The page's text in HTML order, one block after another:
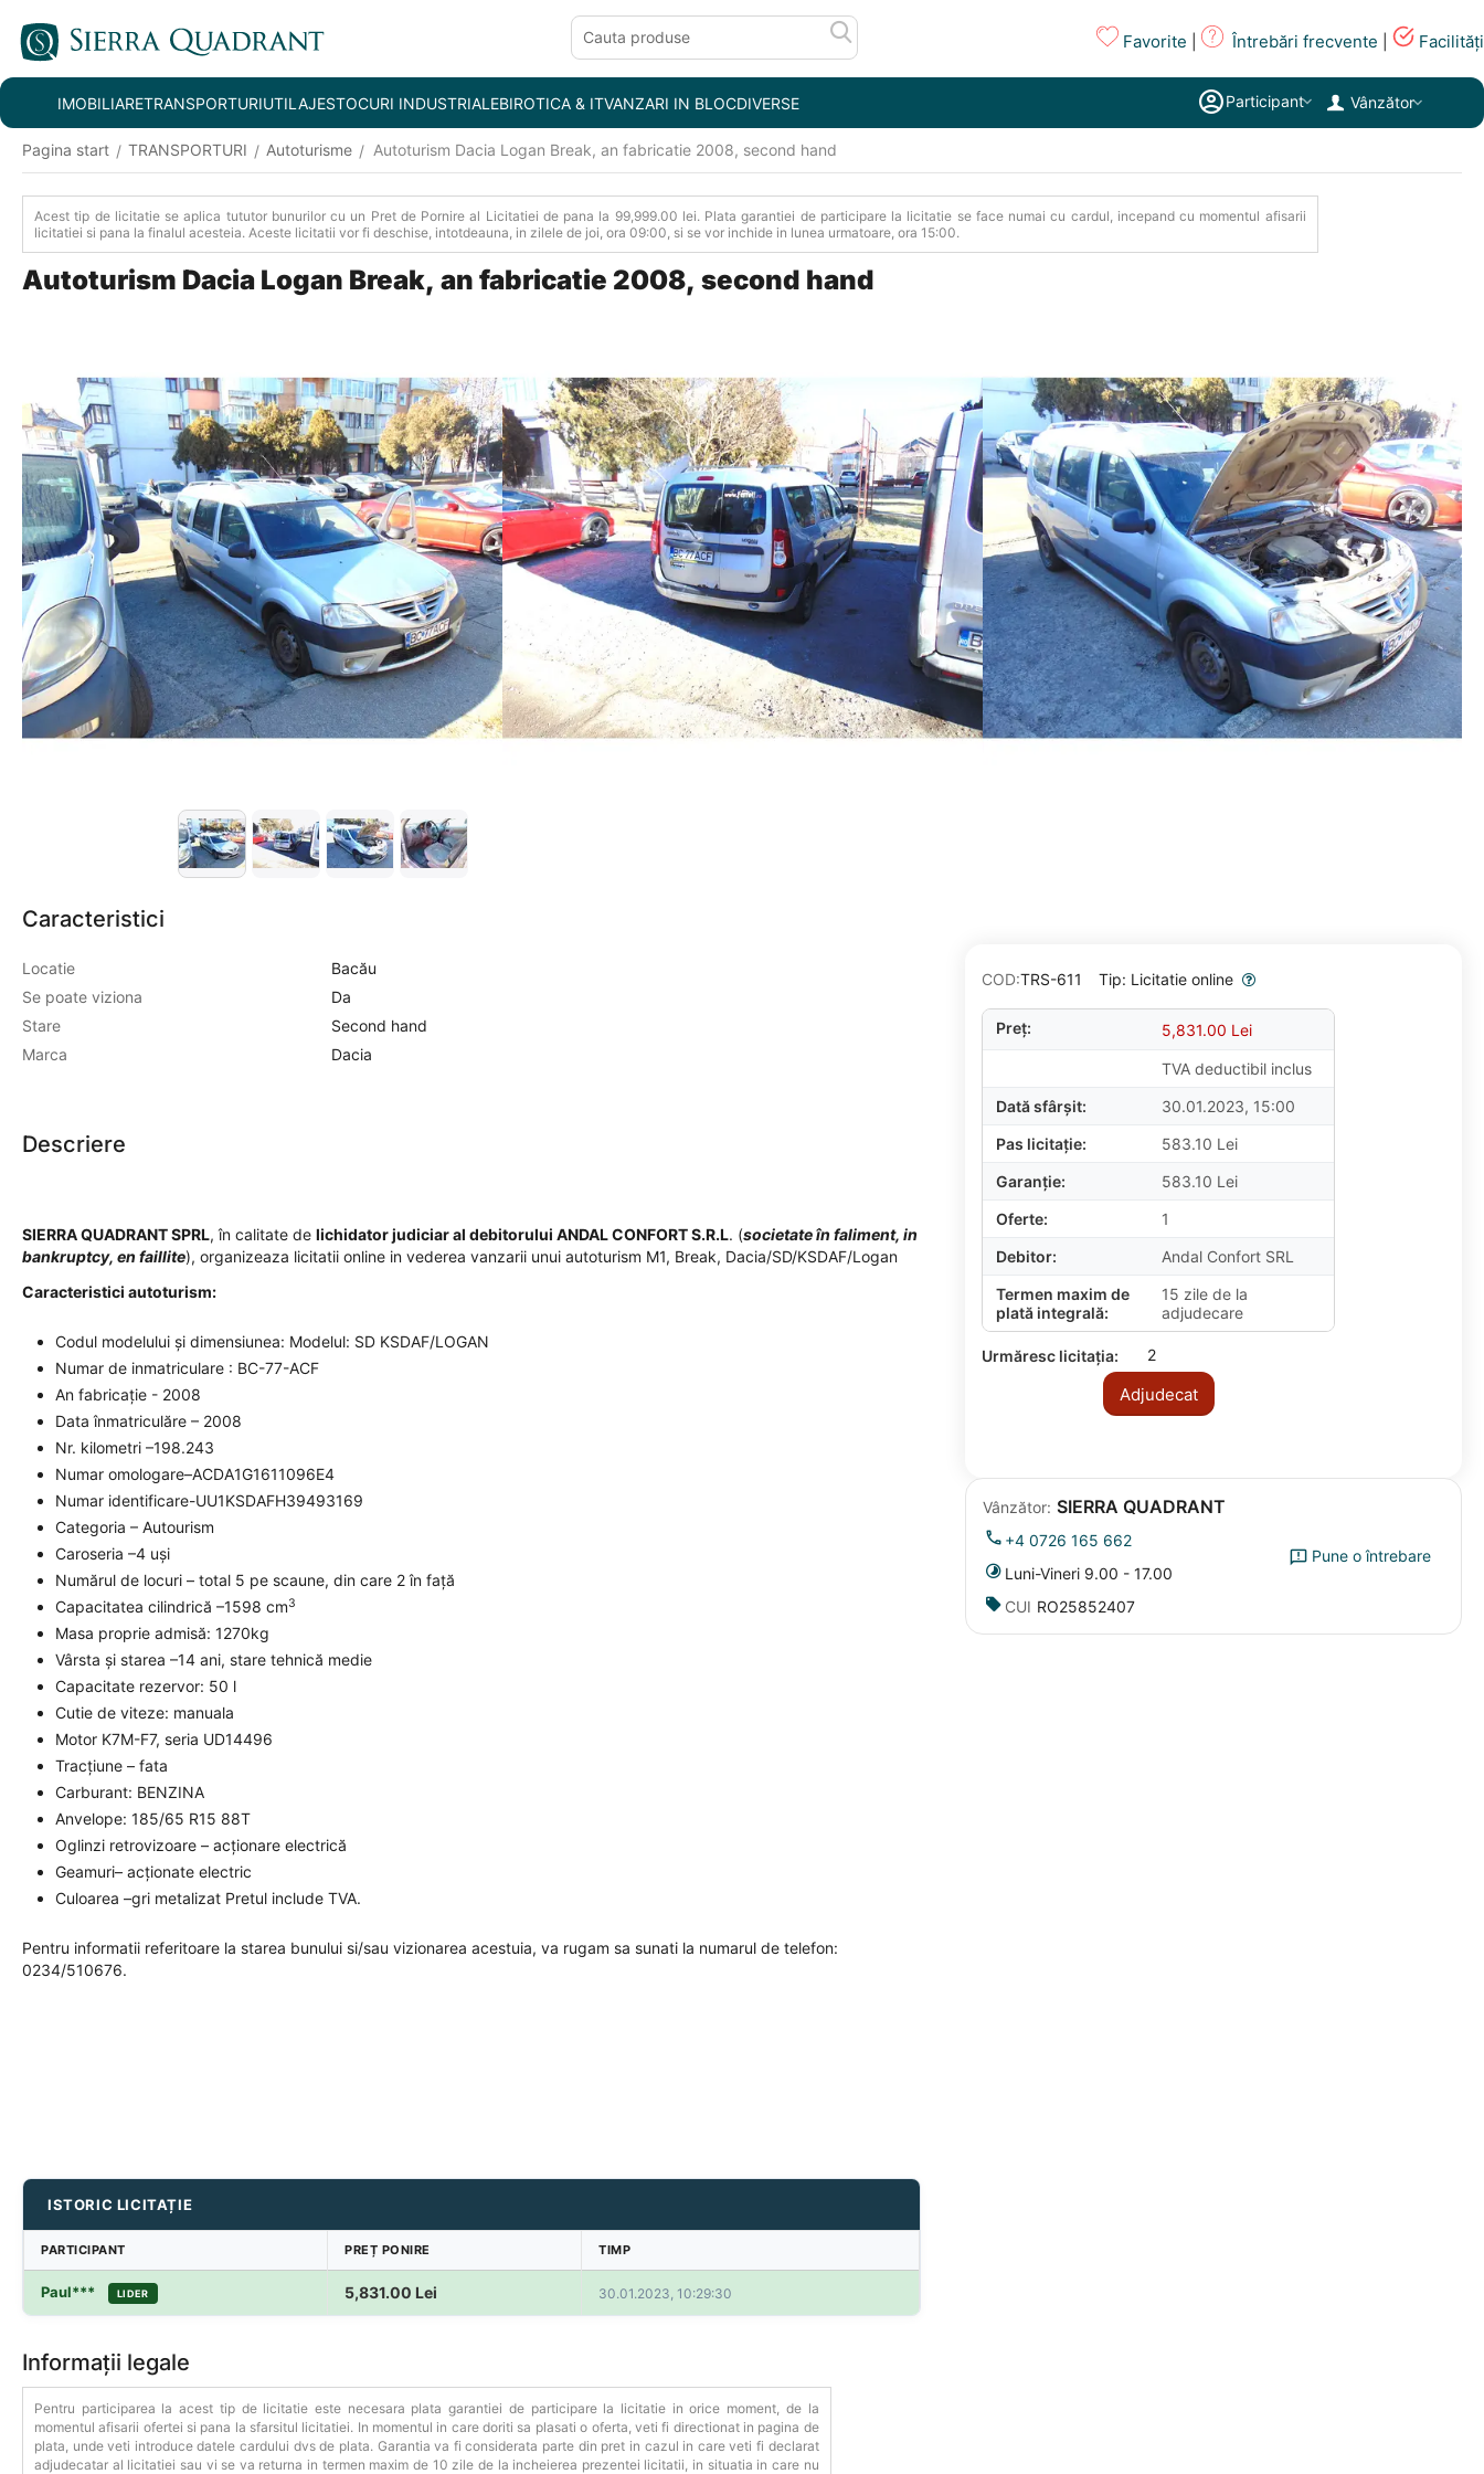
Favorite Întrebări frecvente Facilități
IMOBILIARETRANSPORTURIUTILAJESTOCURI INDUSTRIALEBIROTICA & ITVANZARI IN BLOCDIVERSE Participant Vânzător
Pagina start / TRANSPORTURI / Autoturisme / Autoturism Dacia Logan Break, an fabricatie 2008, second hand
Acest tip de licitatie se aplica tututor bunurilor cu un Pret de Pornire al Licitatiei de pana la 99,999.00 lei. Plata garantiei de participare la licitatie se face numai cu cardul, incepand cu momentul afisarii
licitatiei si pana la finalul acesteia. Aceste licitatii vor fi deschise, intotdeauna, in zilele de joi, ora 09:00, si se vor inchide in lunea urmatoare, ora 15:00.
Autoturism Dacia Logan Break, an fabricatie 2008, second hand
COD:TRS-611 Tip: Licitatie online
Preț: 5,831.00 Lei
TVA deductibil inclus
Dată sfârșit:
30.01.2023, 15:00
Pas licitație:
583.10 Lei
Garanție:
583.10 Lei
Oferte:
1
Debitor:
Andal Confort SRL
Termen maxim de
plată integrală:
15 zile de la
adjudecare
Urmăresc licitația: 2
Adjudecat
Vânzător: SIERRA QUADRANT
+4 0726 165 662
Luni-Vineri 9.00 - 17.00
CUI RO25852407
Pune o întrebare
Caracteristici
Locatie
Bacău
Se poate viziona
Da
Stare
Second hand
Marca
Dacia
Descriere
SIERRA QUADRANT SPRL,în calitate de lichidator judiciar al debitorului ANDAL CONFORT S.R.L. (societateîn faliment, in
bankruptcy, en faillite), organizeaza licitatii online in vederea vanzarii unui autoturism M1, Break, Dacia/SD/KSDAF/Logan
Caracteristici autoturism:
Codul modelului și dimensiunea: Modelul: SD KSDAF/LOGAN
Numar de inmatriculare : BC-77-ACF
An fabricație - 2008
Data înmatriculăre – 2008
Nr. kilometri –198.243
Numar omologare–ACDA1G1611096E4
Numar identificare-UU1KSDAFH39493169
Categoria – Autourism
Caroseria –4 uși
Numărul de locuri – total 5 pe scaune, din care 2 în față
Capacitatea cilindrică –1598 cm3
Masa proprie admisă: 1270kg
Vârsta și starea –14 ani, stare tehnică medie
Capacitate rezervor: 50 l
Cutie de viteze: manuala
Motor K7M-F7, seria UD14496
Tracțiune – fata
Carburant: BENZINA
Anvelope: 185/65 R15 88T
Oglinzi retrovizoare – acționare electrică
Geamuri– acționate electric
Culoarea –gri metalizat Pretul include TVA.
Pentru informatii referitoare la starea bunului si/sau vizionarea acestuia, va rugam sa sunati la numarul de telefon:
0234/510676.
ISTORIC LICITAȚIE
PARTICIPANT PREȚ PONIRE TIMP
Paul*** LIDER 5,831.00 Lei 30.01.2023, 10:29:30
Informații legale
Pentru participarea la acest tip de licitatie este necesara plata garantiei de participare la licitatie in orice moment, de la
momentul afisarii ofertei si pana la sfarsitul licitatiei. In momentul in care doriti sa plasati o oferta, veti fi directionat in pagina de
plata, unde veti introduce datele cardului dvs de plata. Garantia va fi considerata parte din pret in cazul in care veti fi declarat
adjudecatar al licitatiei sau vi se va returna in termen maxim de 10 zile de la incheierea prezentei licitatii, in situatia in care nu